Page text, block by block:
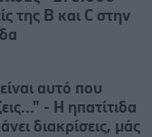
της B και C στην
αυτό που
- Η ηπατίτιδα
διακρίσεις, μάς